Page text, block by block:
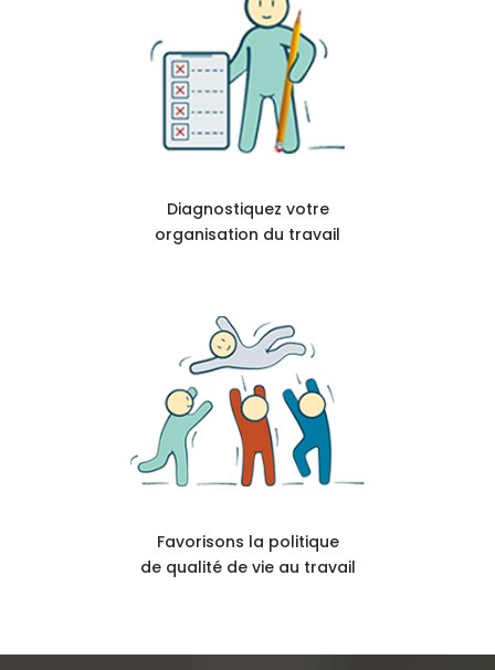
Diagnostiquez votre
organisation du travail
Favorisons la politique
de qualité de vie au travail